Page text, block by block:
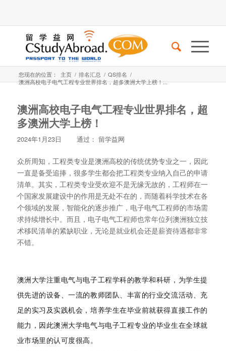
您现在的位置： 主页 / 排名汇总 / QS排名 /
澳洲高校电子电气工程专业世界排名，超多澳洲大学上榜！...
澳洲高校电子电气工程专业世界排名，超
多澳洲大学上榜！
2024年1月23日 通过： 留学益网
众所周知，工程类专业是澳洲高校的传统优势专业之一，因此
一直是备受追捧，很多学生都会把工程类专业纳入自己的申请
清单。其实，工程类专业受欢迎不是无缘无故的，工程师在一
个国家发展建设中的作用是无处不在的，而随着科学技术在各
个领域的发展，智能化的逐步推广，电子电气工程师的市场需
求持续增长中。而且，电子电气工程师也常年位列澳洲独立技
术移民清单的紧缺职业，无论是就业机会还是薪资待遇都非常
不错。
澳洲大学注重电气与电子工程学科的教学和科研，为学生提
供先进的设备、一流的教师团队、丰富的行业交流活动、充
足的实习及实践机会，培养学生在毕业前就获得直接工作的
能力，因此澳洲大学电气与电子工程专业的毕业生在全球就
业市场里的认可度很高。